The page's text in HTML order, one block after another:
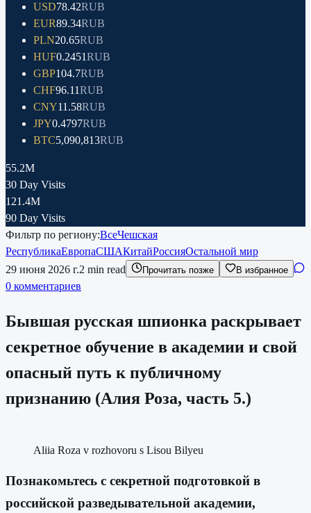
USD78.42RUB
EUR89.34RUB
PLN20.65RUB
HUF0.2451RUB
GBP104.7RUB
CHF96.11RUB
CNY11.58RUB
JPY0.4797RUB
BTC5,090,813RUB
55.2M
30 Day Visits
121.4M
90 Day Visits
Фильтр по региону:ВсеЧешская
РеспубликаЕвропаСШАКитайРоссияОстальной мир
29 июня 2026 г.2 min read Прочитать позже В избранное
0 комментариев
Бывшая русская шпионка раскрывает
секретное обучение в академии и свой
опасный путь к публичному
признанию (Алия Роза, часть 5.)
Aliia Roza v rozhovoru s Lisou Bilyeu
Познакомьтесь с секретной подготовкой в
российской разведывательной академии,